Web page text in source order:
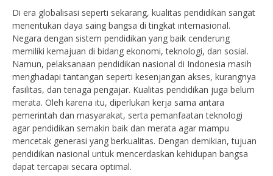
Di era globalisasi seperti sekarang, kualitas pendidikan sangat
menentukan daya saing bangsa di tingkat internasional.
Negara dengan sistem pendidikan yang baik cenderung
memiliki kemajuan di bidang ekonomi, teknologi, dan sosial.
Namun, pelaksanaan pendidikan nasional di Indonesia masih
menghadapi tantangan seperti kesenjangan akses, kurangnya
fasilitas, dan tenaga pengajar. Kualitas pendidikan juga belum
merata. Oleh karena itu, diperlukan kerja sama antara
pemerintah dan masyarakat, serta pemanfaatan teknologi
agar pendidikan semakin baik dan merata agar mampu
mencetak generasi yang berkualitas. Dengan demikian, tujuan
pendidikan nasional untuk mencerdaskan kehidupan bangsa
dapat tercapai secara optimal.